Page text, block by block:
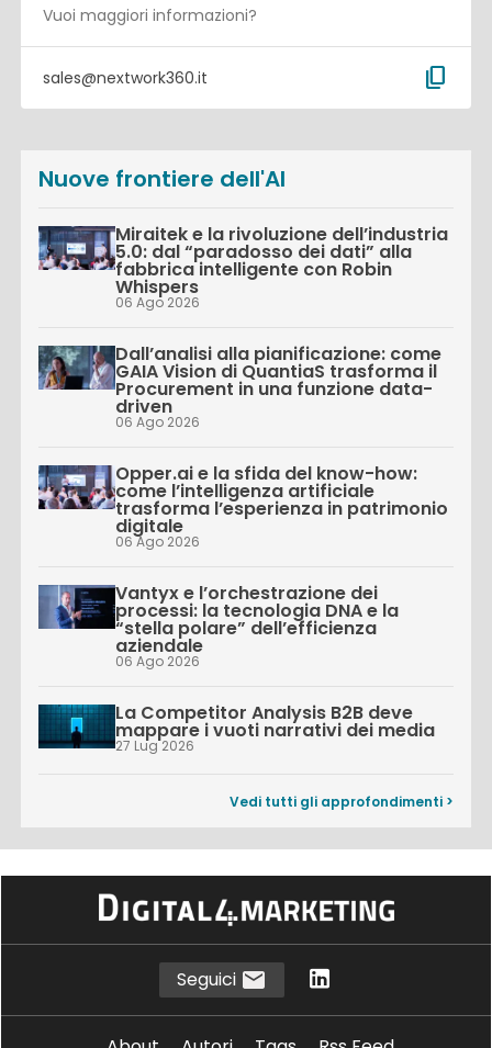
Vuoi maggiori informazioni?
sales@nextwork360.it content_copy
Nuove frontiere dell'AI
Miraitek e la rivoluzione dell’industria
5.0: dal “paradosso dei dati” alla
fabbrica intelligente con Robin
Whispers
06 Ago 2026
Dall’analisi alla pianificazione: come
GAIA Vision di QuantiaS trasforma il
Procurement in una funzione data-
driven
06 Ago 2026
Opper.ai e la sfida del know-how:
come l’intelligenza artificiale
trasforma l’esperienza in patrimonio
digitale
06 Ago 2026
Vantyx e l’orchestrazione dei
processi: la tecnologia DNA e la
“stella polare” dell’efficienza
aziendale
06 Ago 2026
La Competitor Analysis B2B deve
mappare i vuoti narrativi dei media
27 Lug 2026
Vedi tutti gli approfondimenti >
Seguici